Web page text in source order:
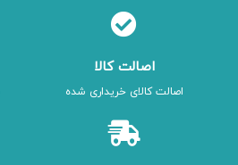
اصالت کالا
اصالت کالای خریداری شده